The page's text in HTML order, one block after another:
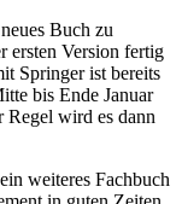
Buch zu
ersten Version fertig
Springer ist bereits
bis Ende Januar
Regel wird es dann
weiteres Fachbuch